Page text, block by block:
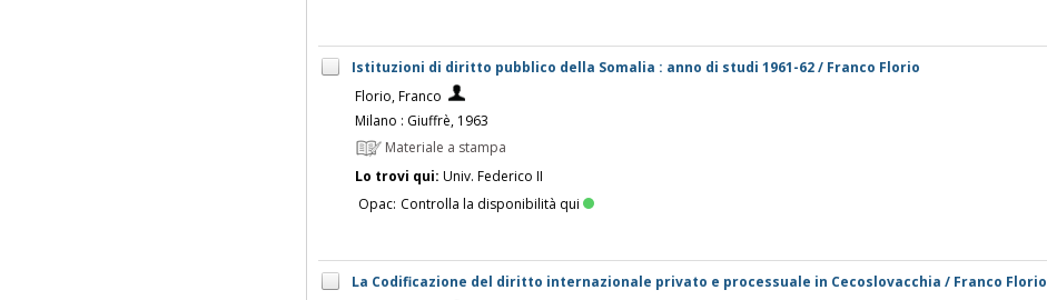
Istituzioni di diritto pubblico della Somalia : anno di studi 1961-62 / Franco Florio
Florio, Franco
Milano : Giuffrè, 1963
Materiale a stampa
Lo trovi qui: Univ. Federico II
Opac: Controlla la disponibilità qui
La Codificazione del diritto internazionale privato e processuale in Cecoslovacchia / Franco Florio